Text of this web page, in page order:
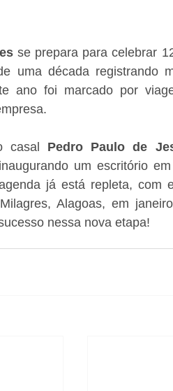
se prepara para celebrar
uma década registrando
ano foi marcado por
casal Pedro Paulo de
um escritório
já está repleta, com
Alagoas, em
nessa nova etapa!